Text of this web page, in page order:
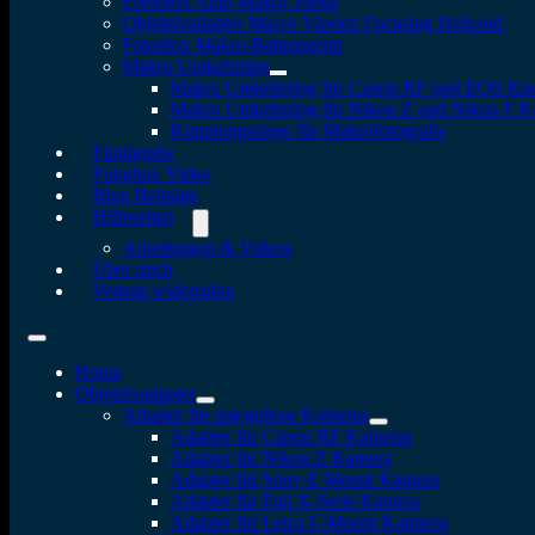
Objektivadapter Macro Vizelex Focusing Helicoid
Fotodiox Makro-Balgengerät
Makro Umkehrring
Makro Umkehrring für Canon RF und EOS
Makro Umkehrring für Nikon Z und Nikon F
Kupplungsringe für Makrofotografie
Fundgrube
Fotodiox Video
Blog Beiträge
Hilfeseiten
Anleitungen & Videos
Über mich
Vertrag widerrufen
Home
Objektivadapter
Adapter für spiegellose Kameras
Adapter für Canon RF Kameras
Adapter für Nikon Z Kamera
Adapter für Sony-E Mount Kamera
Adapter für Fuji X-Serie Kamera
Adapter für Leica L-Mount Kameras